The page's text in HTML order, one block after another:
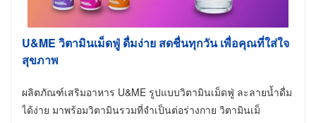
U&ME วิตามินเม็ดฟู่ ดื่มง่าย สดชื่นทุกวัน เพื่อคุณที่ใส่ใจ
สุขภาพ
ผลิตภัณฑ์เสริมอาหาร U&ME รูปแบบวิตามินเม็ดฟู่ ละลายน้ำดื่ม
ได้ง่าย มาพร้อมวิตามินรวมที่จำเป็นต่อร่างกาย วิตามินเม็